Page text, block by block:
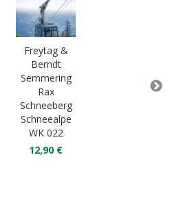
Freytag &
Berndt
Semmering
Rax
Schneeberg
Schneealpe
WK 022
12,90 €